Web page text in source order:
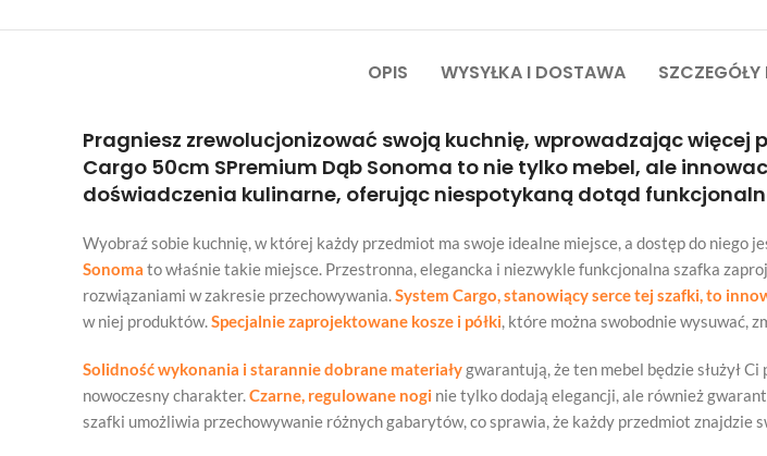
OPIS WYSYŁKA I DOSTAWA
Pragniesz zrewolucjonizować swoją kuchnię, wprowadzając
Cargo 50cm SPremium Dąb Sonoma to nie tylko mebel, ale
doświadczenia kulinarne, oferując niespotykaną dotąd
Wyobraź sobie kuchnię, w której każdy przedmiot ma swoje idealne miejsce, a dostęp do niego
Sonoma to właśnie takie miejsce. Przestronna, elegancka i niezwykle funkcjonalna szafka
rozwiązaniami w zakresie przechowywania.System Cargo, stanowiący serce tej szafki, to
w niej produktów.Specjalnie zaprojektowane kosze i półki, które można swobodnie wysuwać,
Solidność wykonania i starannie dobrane materiałygwarantują, że ten mebel będzie służył Ci
nowoczesny charakter.Czarne, regulowane nogi nie tylko dodają elegancji, ale również
szafki umożliwia przechowywanie różnych gabarytów, co sprawia, że każdy przedmiot znajdzie